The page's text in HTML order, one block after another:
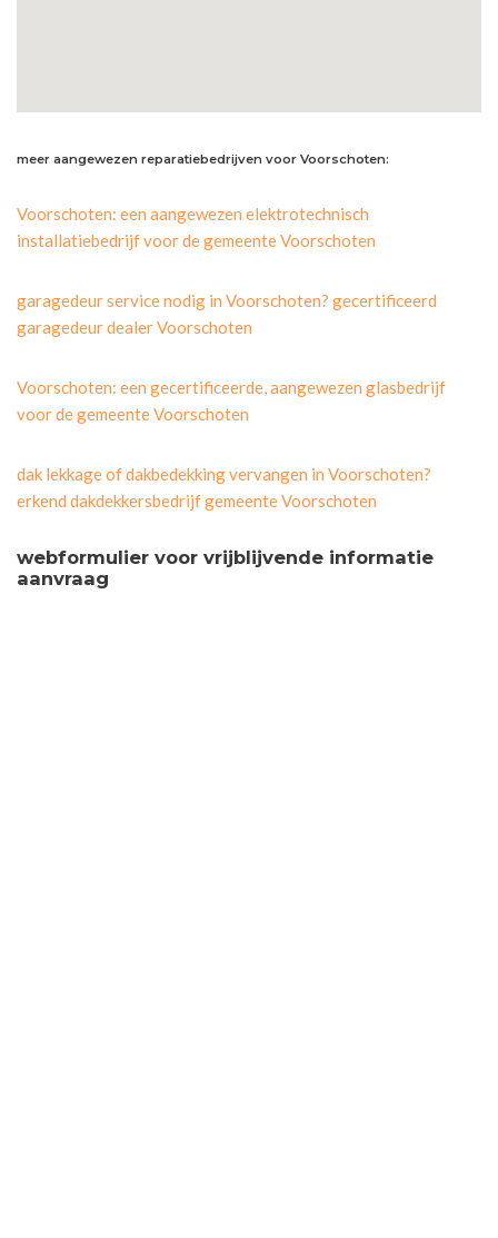
meer aangewezen reparatiebedrijven voor Voorschoten:
Voorschoten: een aangewezen elektrotechnisch
installatiebedrijf voor de gemeente Voorschoten
garagedeur service nodig in Voorschoten? gecertificeerd
garagedeur dealer Voorschoten
Voorschoten: een gecertificeerde, aangewezen glasbedrijf
voor de gemeente Voorschoten
dak lekkage of dakbedekking vervangen in Voorschoten?
erkend dakdekkersbedrijf gemeente Voorschoten
webformulier voor vrijblijvende informatie
aanvraag